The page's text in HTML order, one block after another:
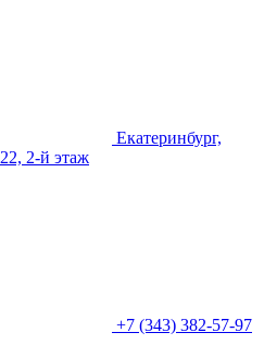
Екатеринбург,
2-й этаж
+7 (343) 382-57-97